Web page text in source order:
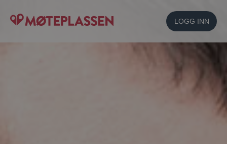
LOGG INN